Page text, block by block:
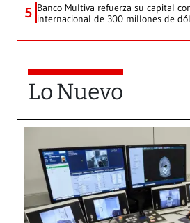
5 Banco Multiva refuerza su capital
internacional de 300 millones de
Lo Nuevo